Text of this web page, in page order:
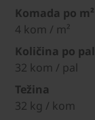
Komada po m²
4 kom / m²
Količina po
32 kom / pal
Težina
32 kg / kom